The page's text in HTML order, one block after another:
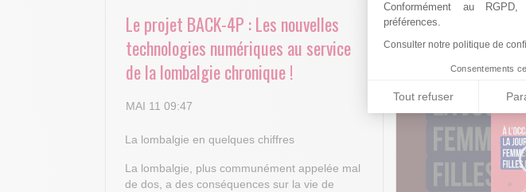
Conformément au
préférences.
Consulter notre politique de
Consentements
Tout refuser
Axeptio consent
Plateforme de Gestion du
Notre plateforme vous
Le projet BACK-4P : Les nouvelles
technologies numériques au service
de la lombalgie chronique !
MAI 11 09:47
La lombalgie en quelques chiffres
La lombalgie, plus communément appelée mal
de dos, a des conséquences sur la vie de
Arthritis4Cure -